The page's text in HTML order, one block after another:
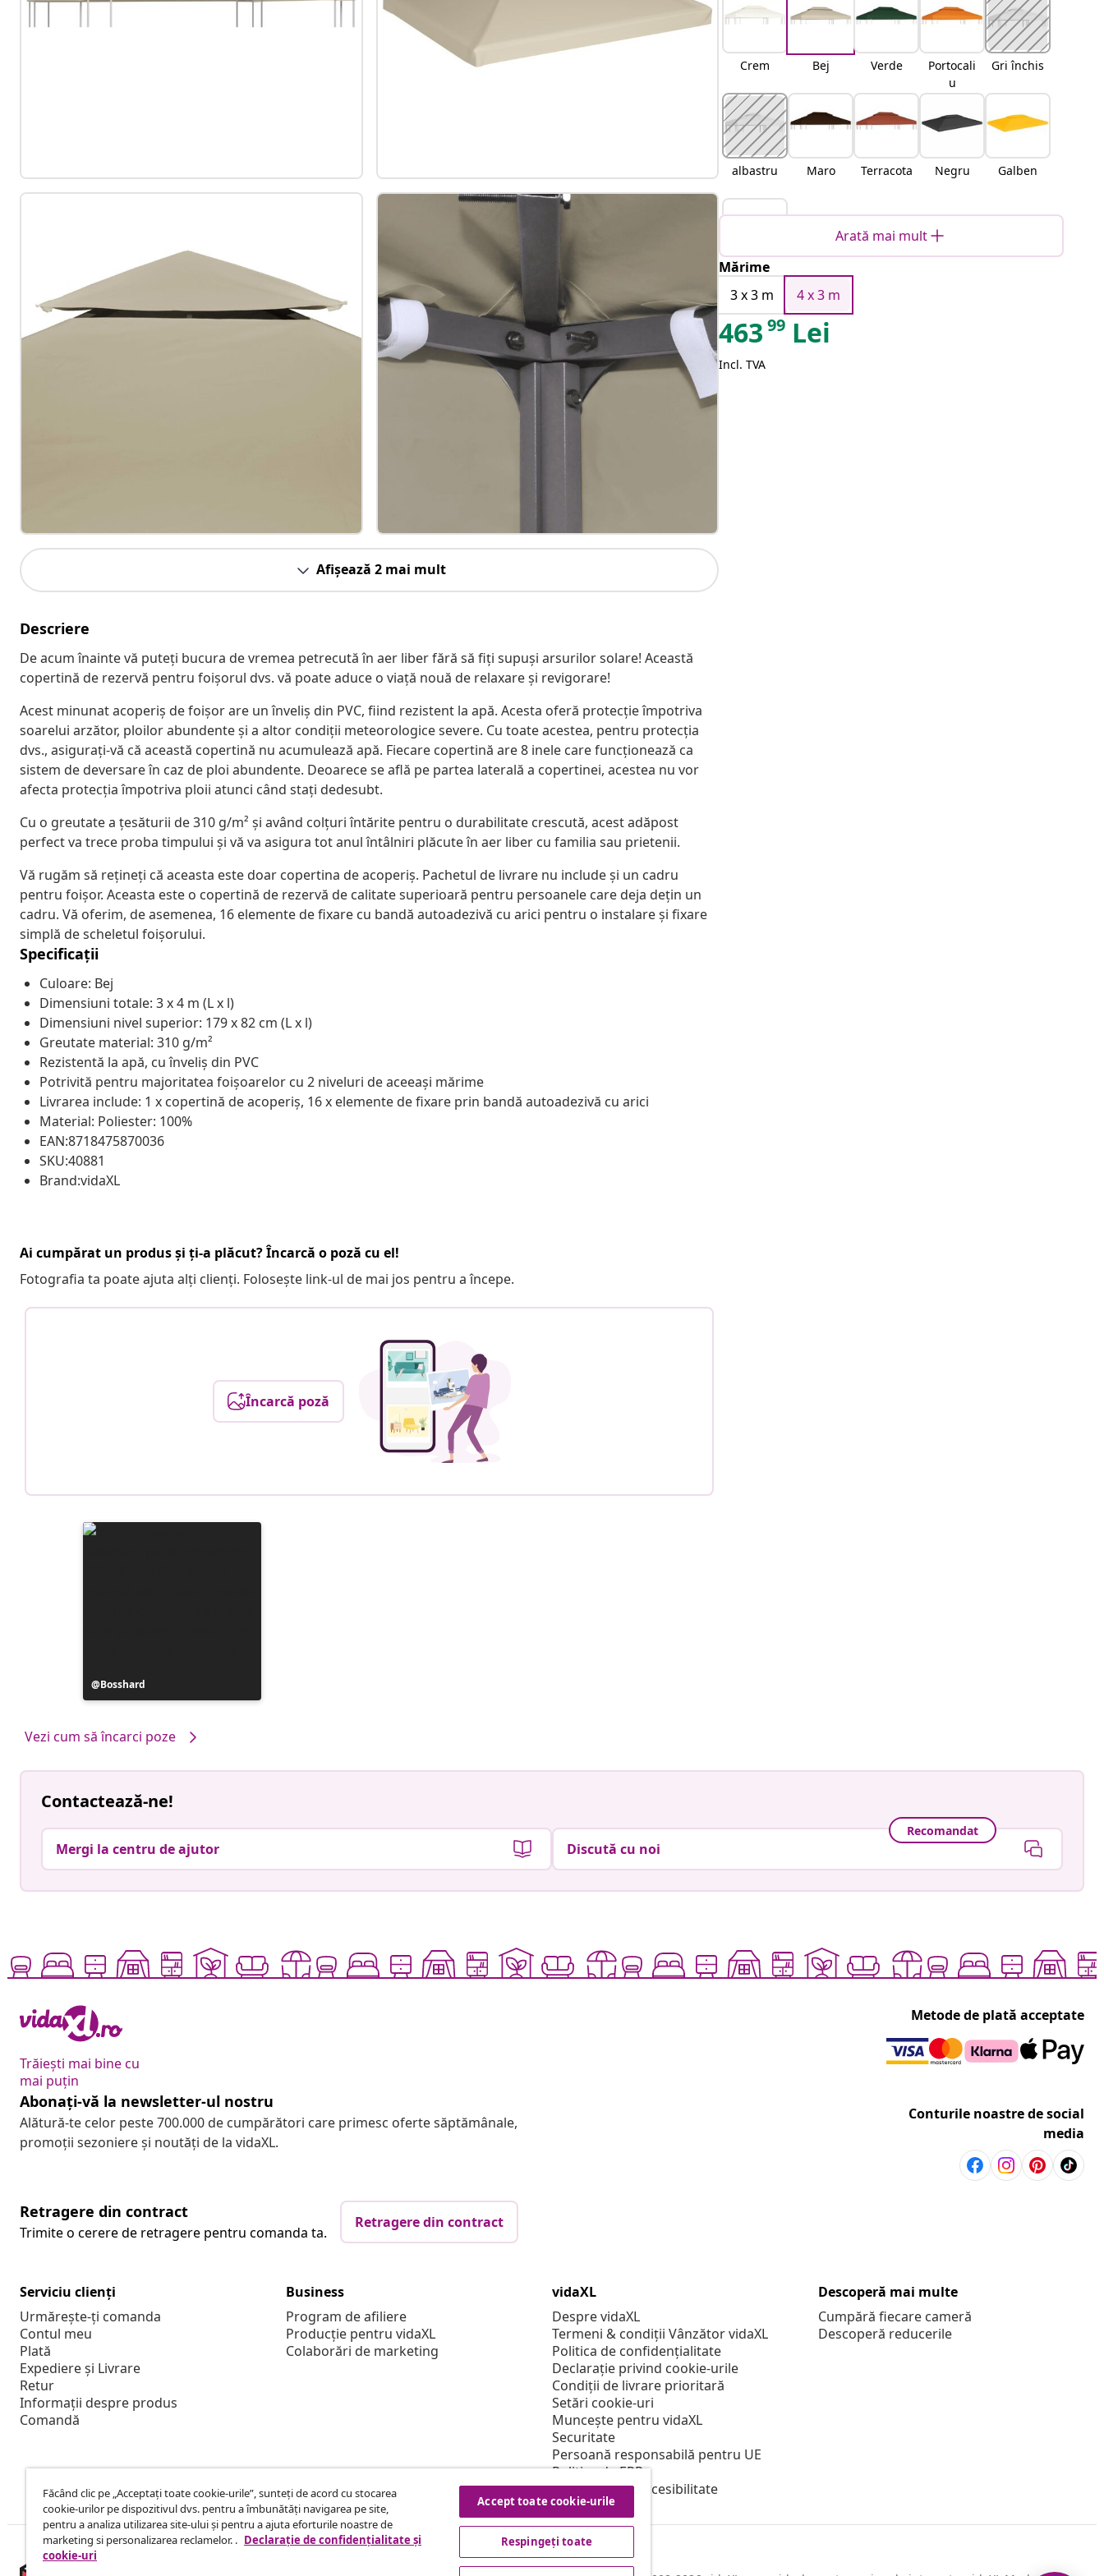
Afișează 2 mai mult
Descriere
De acum înainte vă puteți bucura de vremea petrecută în aer liber fără să fiți supuși arsurilor solare! Această
copertină de rezervă pentru foișorul dvs. vă poate aduce o viață nouă de relaxare și revigorare!
Acest minunat acoperiș de foișor are un înveliș din PVC, fiind rezistent la apă. Acesta oferă protecție împotriva
soarelui arzător, ploilor abundente și a altor condiții meteorologice severe. Cu toate acestea, pentru protecția
dvs., asigurați-vă că această copertină nu acumulează apă. Fiecare copertină are 8 inele care funcționează ca
sistem de deversare în caz de ploi abundente. Deoarece se află pe partea laterală a copertinei, acestea nu vor
afecta protecția împotriva ploii atunci când stați dedesubt.
Cu o greutate a țesăturii de 310 g/m² și având colțuri întărite pentru o durabilitate crescută, acest adăpost
perfect va trece proba timpului și vă va asigura tot anul întâlniri plăcute în aer liber cu familia sau prietenii.
Vă rugăm să rețineți că aceasta este doar copertina de acoperiș. Pachetul de livrare nu include și un cadru
pentru foișor. Aceasta este o copertină de rezervă de calitate superioară pentru persoanele care deja dețin un
cadru. Vă oferim, de asemenea, 16 elemente de fixare cu bandă autoadezivă cu arici pentru o instalare și fixare
simplă de scheletul foișorului.
Specificații
Culoare: Bej
Dimensiuni totale: 3 x 4 m (L x l)
Dimensiuni nivel superior: 179 x 82 cm (L x l)
Greutate material: 310 g/m²
Rezistentă la apă, cu înveliș din PVC
Potrivită pentru majoritatea foișoarelor cu 2 niveluri de aceeași mărime
Livrarea include: 1 x copertină de acoperiș, 16 x elemente de fixare prin bandă autoadezivă cu arici
Material: Poliester: 100%
EAN:8718475870036
SKU:40881
Brand:vidaXL
Ai cumpărat un produs și ți-a plăcut? Încarcă o poză cu el!
Fotografia ta poate ajuta alți clienți. Folosește link-ul de mai jos pentru a începe.
Încarcă poză
Postare
publicată
Bosshard
Vezi cum să încarci poze
Crem Bej Verde
Portocali
u
Gri închis
albastru Maro Terracota Negru Galben
Alb
Arată mai mult
Mărime
3 x 3 m
4 x 3 m
463 99 Lei
Incl. TVA
Contactează-ne!
Mergi la centru de ajutor
Recomandat
Discută cu noi
Trăiești mai bine cu
mai puțin
Metode de plată acceptate
Abonați-vă la newsletter-ul nostru
Alătură-te celor peste 700.000 de cumpărători care primesc oferte săptămânale,
promoții sezoniere și noutăți de la vidaXL.
Conturile noastre de social
media
Retragere din contract
Trimite o cerere de retragere pentru comanda ta.
Retragere din contract
Serviciu clienți
Urmărește-ți comanda
Contul meu
Plată
Expediere și Livrare
Retur
Informații despre produs
Comandă
Business
Program de afiliere
Producție pentru vidaXL
Colaborări de marketing
vidaXL
Despre vidaXL
Termeni & condiții Vânzător vidaXL
Politica de confidențialitate
Declarație privind cookie-urile
Condiții de livrare prioritară
Setări cookie-uri
Muncește pentru vidaXL
Securitate
Persoană responsabilă pentru UE
Politica de EPR
Declarație de accesibilitate
Descoperă mai multe
Cumpără fiecare cameră
Descoperă reducerile
Făcând clic pe „Acceptați toate cookie-urile”, sunteți de acord cu stocarea
cookie-urilor pe dispozitivul dvs. pentru a îmbunătăți navigarea pe site,
pentru a analiza utilizarea site-ului și pentru a ajuta eforturile noastre de
marketing si personalizarea reclamelor. . Declarație de confidențialitate și
cookie-uri
Accept toate cookie-urile
Respingeți toate